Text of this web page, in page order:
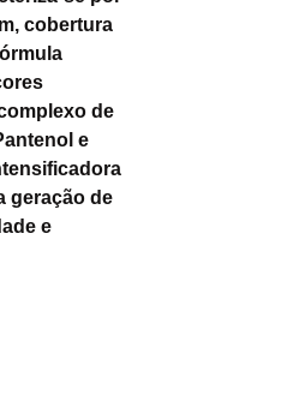
cobertura
de
e
geração de
e